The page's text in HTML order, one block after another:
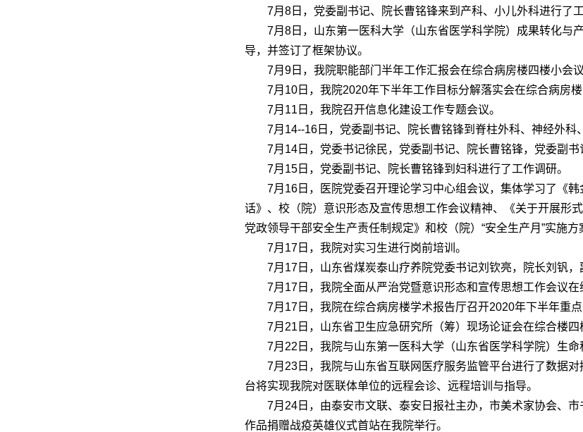
7月8日，党委副书记、院长曹铭锋来到产科、小儿外科进行了工
7月8日，山东第一医科大学（山东省医学科学院）成果转化与
导，并签订了框架协议。
7月9日，我院职能部门半年工作汇报会在综合病房楼四楼小会议
7月10日，我院2020年下半年工作目标分解落实会在综合病房楼
7月11日，我院召开信息化建设工作专题会议。
7月14--16日，党委副书记、院长曹铭锋到脊柱外科、神经外科
7月14日，党委书记徐民，党委副书记、院长曹铭锋，党委副
7月15日，党委副书记、院长曹铭锋到妇科进行了工作调研。
7月16日，医院党委召开理论学习中心组会议，集体学习了《
话》、校（院）意识形态及宣传思想工作会议精神、《关于开展形
党政领导干部安全生产责任制规定》和校（院）“安全生产月”实施
7月17日，我院对实习生进行岗前培训。
7月17日，山东省煤炭泰山疗养院党委书记刘钦亮，院长刘钒，
7月17日，我院全面从严治党暨意识形态和宣传思想工作会议在
7月17日，我院在综合病房楼学术报告厅召开2020年下半年重点
7月21日，山东省卫生应急研究所（筹）现场论证会在综合楼四
7月22日，我院与山东第一医科大学（山东省医学科学院）生命
7月23日，我院与山东省互联网医疗服务监管平台进行了数据
台将实现我院对医联体单位的远程会诊、远程培训与指导。
7月24日，由泰安市文联、泰安日报社主办，市美术家协会、
作品捐赠战疫英雄仪式首站在我院举行。